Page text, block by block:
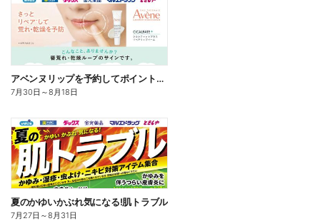
アベンヌリップを予約してポイントゲット!
7月30日 ～8月18日
夏のかゆいかぶれ気になる!肌トラブル
7月27日 ～8月31日